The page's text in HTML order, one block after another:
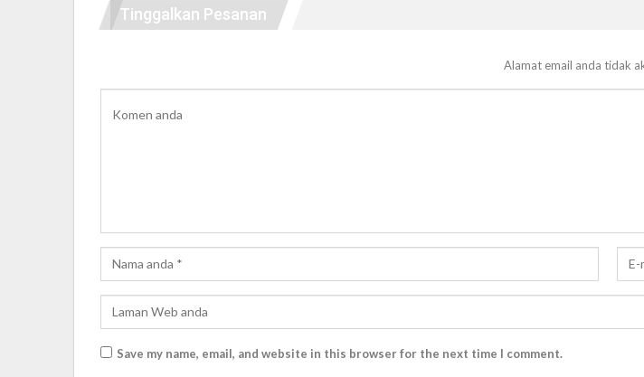
Tinggalkan Pesanan
Alamat email anda tidak
Save my name, email, and website in this browser for the next time I comment.